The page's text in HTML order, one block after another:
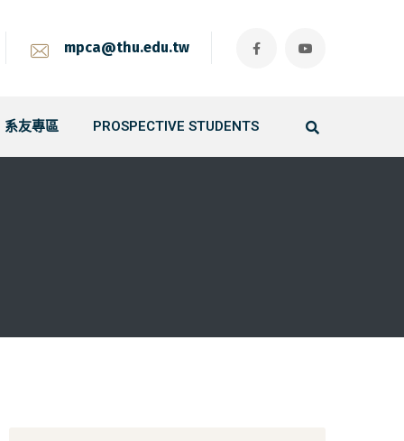
mpca@thu.edu.tw
系友專區 PROSPECTIVE STUDENTS